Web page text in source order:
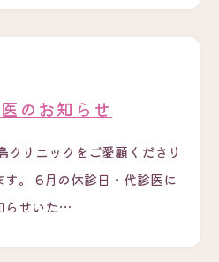
のお知らせ
クリニックをご愛顧くださり
。 6月の休診日・代診医に
らせいた…